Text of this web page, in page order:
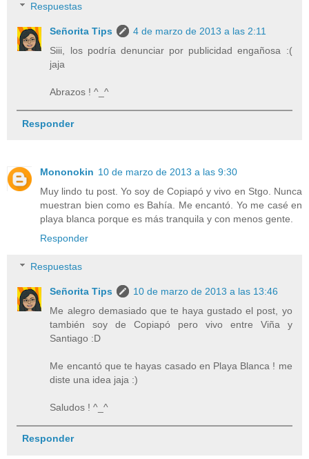
Respuestas
Señorita Tips
4 de marzo de 2013 a las 2:11
Siii, los podría denunciar por publicidad engañosa :(
jaja
Abrazos ! ^_^
Responder
Mononokin 10 de marzo de 2013 a las 9:30
Muy lindo tu post. Yo soy de Copiapó y vivo en Stgo. Nunca
muestran bien como es Bahía. Me encantó. Yo me casé en
playa blanca porque es más tranquila y con menos gente.
Responder
Respuestas
Señorita Tips
10 de marzo de 2013 a las 13:46
Me alegro demasiado que te haya gustado el post, yo
también soy de Copiapó pero vivo entre Viña y
Santiago :D
Me encantó que te hayas casado en Playa Blanca ! me
diste una idea jaja :)
Saludos ! ^_^
Responder